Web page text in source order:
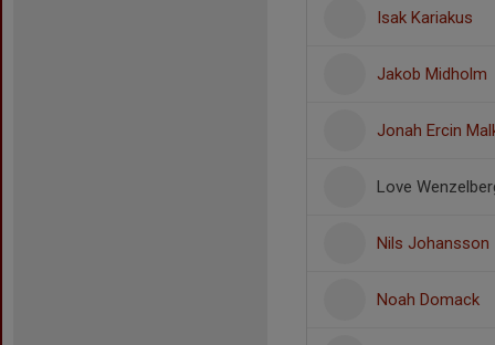
Isak Kariakus
Jakob Midholm
Jonah Ercin
Love
Nils Johansson
Noah Domack